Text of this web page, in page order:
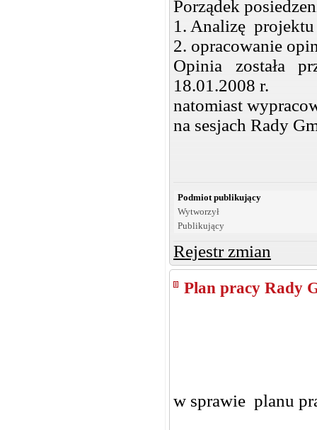
Porządek
1. Analizę projektu
2. opracowanie
Opinia została
18.01.2008 r.
natomiast
na sesjach Rady
Podmiot publikujący
Wytworzył
Publikujący
Rejestr zmian
Plan pracy Rady
w sprawie planu